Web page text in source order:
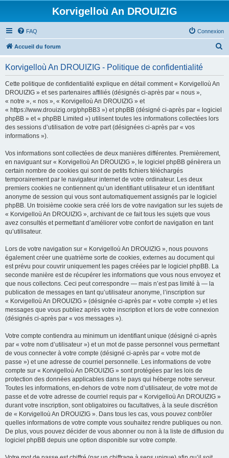
Korvigelloù An DROUIZIG
FAQ Connexion
Accueil du forum
Korvigelloù An DROUIZIG - Politique de confidentialité
Cette politique de confidentialité explique en détail comment « Korvigelloù An
DROUIZIG » et ses partenaires affiliés (désignés ci-après par « nous »,
« notre », « nos », « Korvigelloù An DROUIZIG » et
« https://www.drouizig.org/phpBB3 ») et phpBB (désigné ci-après par « logiciel
phpBB » et « phpBB Limited ») utilisent toutes les informations collectées lors
des sessions d’utilisation de votre part (désignées ci-après par « vos
informations »).
Vos informations sont collectées de deux manières différentes. Premièrement,
en naviguant sur « Korvigelloù An DROUIZIG », le logiciel phpBB génèrera un
certain nombre de cookies qui sont de petits fichiers téléchargés
temporairement par le navigateur internet de votre ordinateur. Les deux
premiers cookies ne contiennent qu’un identifiant utilisateur et un identifiant
anonyme de session qui vous sont automatiquement assignés par le logiciel
phpBB. Un troisième cookie sera créé lors de votre navigation sur les sujets de
« Korvigelloù An DROUIZIG », archivant de ce fait tous les sujets que vous
avez consultés et permettant d’améliorer votre confort de navigation en tant
qu’utilisateur.
Lors de votre navigation sur « Korvigelloù An DROUIZIG », nous pouvons
également créer une quatrième sorte de cookies, externes au document qui
est prévu pour couvrir uniquement les pages créées par le logiciel phpBB. La
seconde manière est de récupérer les informations que vous nous envoyez et
que nous collectons. Ceci peut correspondre — mais n’est pas limité à — la
publication de messages en tant qu’utilisateur anonyme, l’inscription sur
« Korvigelloù An DROUIZIG » (désignée ci-après par « votre compte ») et les
messages que vous publiez après votre inscription et lors de votre connexion
(désignés ci-après par « vos messages »).
Votre compte contiendra au minimum un identifiant unique (désigné ci-après
par « votre nom d’utilisateur ») et un mot de passe personnel vous permettant
de vous connecter à votre compte (désigné ci-après par « votre mot de
passe ») et une adresse de courriel personnelle. Les informations de votre
compte sur « Korvigelloù An DROUIZIG » sont protégées par les lois de
protection des données applicables dans le pays qui héberge notre serveur.
Toutes les informations, en-dehors de votre nom d’utilisateur, de votre mot de
passe et de votre adresse de courriel requis par « Korvigelloù An DROUIZIG »
durant votre inscription, sont obligatoires ou facultatives, à la seule discrétion
de « Korvigelloù An DROUIZIG ». Dans tous les cas, vous pouvez contrôler
quelles informations de votre compte vous souhaitez rendre publiques ou non.
De plus, vous pouvez décider de vous abonner ou non à la liste de diffusion du
logiciel phpBB depuis une option disponible sur votre compte.